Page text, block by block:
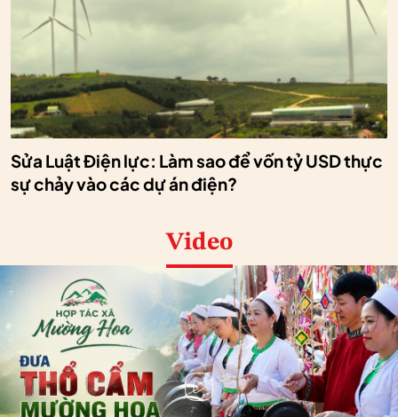
Sửa Luật Điện lực: Làm sao để vốn tỷ USD thực
sự chảy vào các dự án điện?
Video